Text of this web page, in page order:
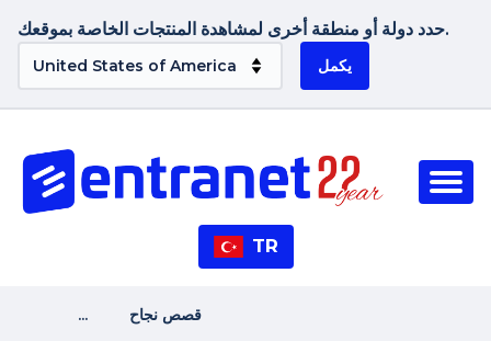
حدد دولة أو منطقة أخرى لمشاهدة المنتجات الخاصة بموقعك.
يكمل
TR
... قصص نجاح